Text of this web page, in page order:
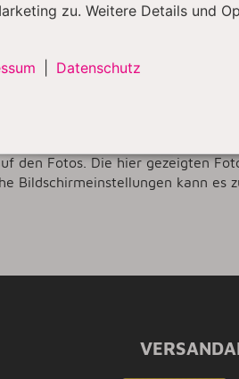
von Udo Lindenberg, sind mit
Wertes, wird die persönliche
werden.
den Fotos. Die hier gezeigten
Bildschirmeinstellungen kann
zu. Weitere Details und
Datenschutz